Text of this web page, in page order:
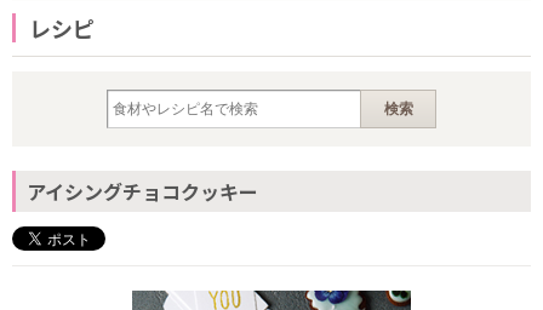
レシピ
アイシングチョコクッキー